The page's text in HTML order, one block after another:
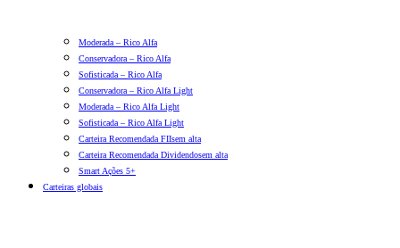
Moderada – Rico Alfa
Conservadora – Rico Alfa
Sofisticada – Rico Alfa
Conservadora – Rico Alfa Light
Moderada – Rico Alfa Light
Sofisticada – Rico Alfa Light
Carteira Recomendada FIIsem alta
Carteira Recomendada Dividendosem alta
Smart Ações 5+
Carteiras globais